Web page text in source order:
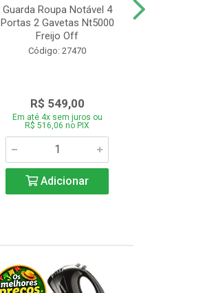
Guarda Roupa Notável 4
Portas 2 Gavetas Nt5000
Freijo Off
Código: 27470
R$ 549,00
Em até 4x sem juros ou
R$ 516,06 no PIX
Adicionar